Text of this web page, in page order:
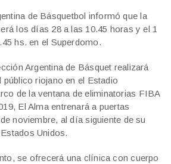
de Básquetbol informó que la
los días 28 a las 10.45 horas y el 1
hs. en el Superdomo.
Argentina de Básquet realizará
público riojano en el Estadio
de la ventana de eliminatorias FIBA
El Alma entrenará a puertas
noviembre, al día siguiente de su
Unidos.
se ofrecerá una clínica con cuerpo